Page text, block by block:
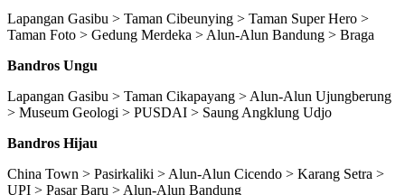
Lapangan Gasibu > Taman Cibeunying > Taman Super Hero >
Taman Foto > Gedung Merdeka > Alun-Alun Bandung > Braga
Bandros Ungu
Lapangan Gasibu > Taman Cikapayang > Alun-Alun Ujungberung
> Museum Geologi > PUSDAI > Saung Angklung Udjo
Bandros Hijau
China Town > Pasirkaliki > Alun-Alun Cicendo > Karang Setra >
UPI > Pasar Baru > Alun-Alun Bandung